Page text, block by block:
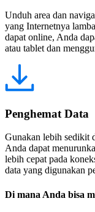
Unduh area dan
yang Internetnya
dapat online, Anda
atau tablet dan
Penghemat Data
Gunakan lebih sedikit
Anda dapat
lebih cepat pada
data yang digunakan
Di mana Anda bisa